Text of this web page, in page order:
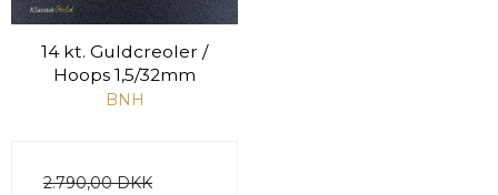
14 kt. Guldcreoler /
Hoops 1,5/32mm
BNH
2.790,00 DKK